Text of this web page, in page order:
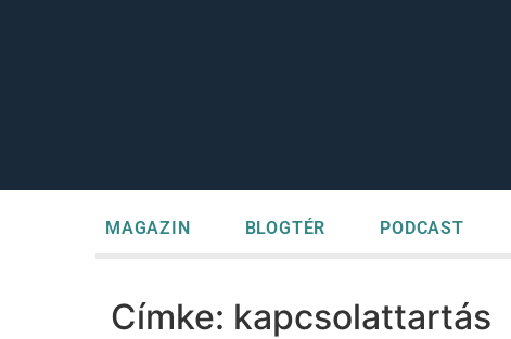
MAGAZIN BLOGTÉR PODCAST
Címke: kapcsolattartás